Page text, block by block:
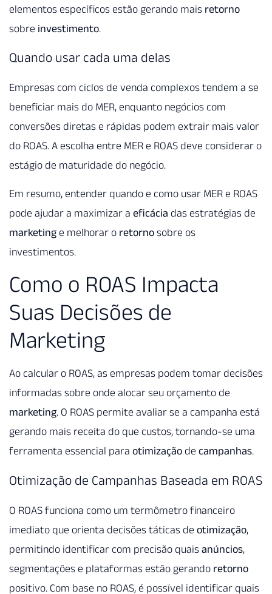
elementos específicos estão gerando mais retorno
sobre investimento.
Quando usar cada uma delas
Empresas com ciclos de venda complexos tendem a se
beneficiar mais do MER, enquanto negócios com
conversões diretas e rápidas podem extrair mais valor
do ROAS. A escolha entre MER e ROAS deve considerar o
estágio de maturidade do negócio.
Em resumo, entender quando e como usar MER e ROAS
pode ajudar a maximizar a eficácia das estratégias de
marketinge melhorar o retorno sobre os
investimentos.
Como o ROAS Impacta
Suas Decisões de
Marketing
Ao calcular o ROAS, as empresas podem tomar decisões
informadas sobre onde alocar seu orçamento de
marketing. O ROAS permite avaliar se a campanha está
gerando mais receita do que custos, tornando-se uma
ferramenta essencial para otimização de campanhas.
Otimização de Campanhas Baseada em ROAS
O ROAS funciona como um termômetro financeiro
imediato que orienta decisões táticas de otimização,
permitindo identificar com precisão quais anúncios,
segmentações e plataformas estão gerando retorno
positivo. Com base no ROAS, é possível identificar quais